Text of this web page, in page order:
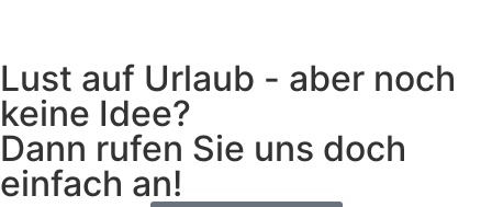
Lust auf Urlaub - aber noch
keine Idee?
Dann rufen Sie uns doch
einfach an!